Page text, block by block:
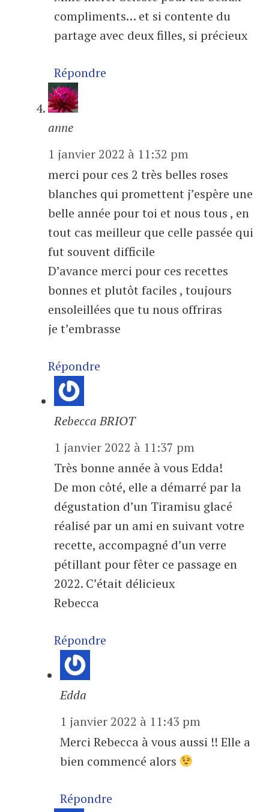
compliments… et si contente du
partage avec deux filles, si précieux
Répondre
anne
1 janvier 2022 à 11:32 pm
merci pour ces 2 très belles roses
blanches qui promettent j’espère une
belle année pour toi et nous tous , en
tout cas meilleur que celle passée qui
fut souvent difficile
D’avance merci pour ces recettes
bonnes et plutôt faciles , toujours
ensoleillées que tu nous offriras
je t’embrasse
Répondre
Rebecca BRIOT
1 janvier 2022 à 11:37 pm
Très bonne année à vous Edda!
De mon côté, elle a démarré par la
dégustation d’un Tiramisu glacé
réalisé par un ami en suivant votre
recette, accompagné d’un verre
pétillant pour fêter ce passage en
2022. C’était délicieux
Rebecca
Répondre
Edda
1 janvier 2022 à 11:43 pm
Merci Rebecca à vous aussi !! Elle a
bien commencé alors
Répondre